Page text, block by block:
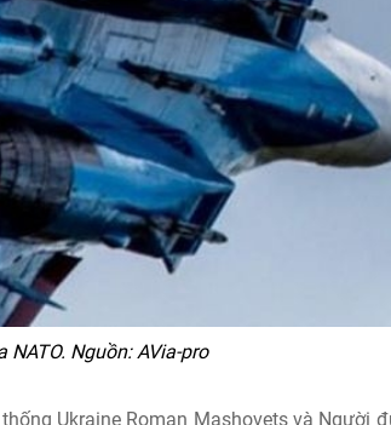
Nguồn: AVia-pro
Ukraine Roman Mashovets và Người